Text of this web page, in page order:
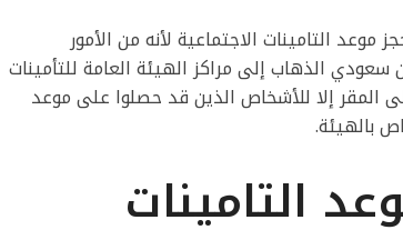
التامينات الاجتماعية لأنه من الأمور
الذهاب إلى مراكز الهيئة العامة للتأمينات
المقر إلا للأشخاص الذين قد حصلوا على موعد
بالهيئة.
التامينات